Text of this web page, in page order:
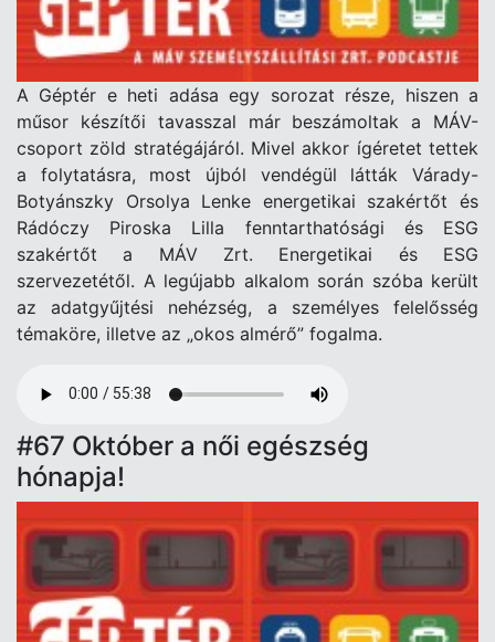
A Géptér e heti adása egy sorozat része, hiszen a
műsor készítői tavasszal már beszámoltak a MÁV-
csoport zöld stratégájáról. Mivel akkor ígéretet tettek
a folytatásra, most újból vendégül látták Várady-
Botyánszky Orsolya Lenke energetikai szakértőt és
Rádóczy Piroska Lilla fenntarthatósági és ESG
szakértőt a MÁV Zrt. Energetikai és ESG
szervezetétől. A legújabb alkalom során szóba került
az adatgyűjtési nehézség, a személyes felelősség
témaköre, illetve az „okos almérő” fogalma.
file
#67 Október a női egészség
hónapja!